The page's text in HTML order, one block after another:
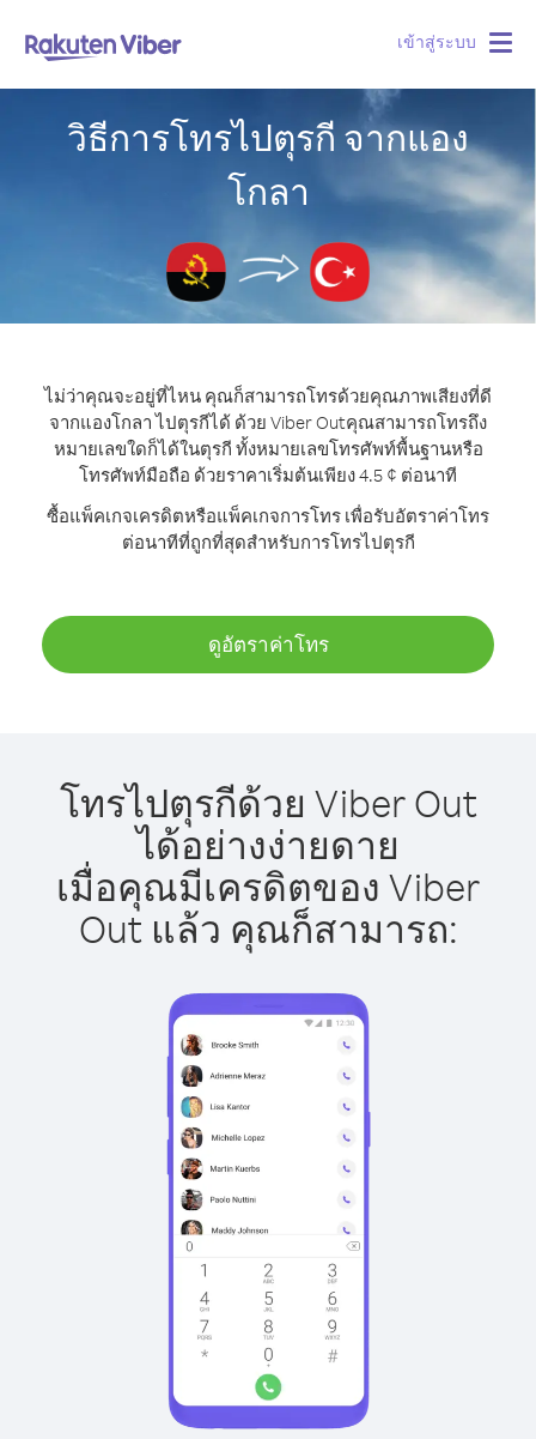
เข้าสู่ระบบ
วิธีการโทรไปตุรกี จากแอง
โกลา
ไม่ว่าคุณจะอยู่ที่ไหน คุณก็สามารถโทรด้วยคุณภาพเสียงที่ดี
จากแองโกลา ไปตุรกีได้ ด้วย Viber Outคุณสามารถโทรถึง
หมายเลขใดก็ได้ในตุรกี ทั้งหมายเลขโทรศัพท์พื้นฐานหรือ
โทรศัพท์มือถือ ด้วยราคาเริ่มต้นเพียง 4.5 ¢ ต่อนาที
ซื้อแพ็คเกจเครดิตหรือแพ็คเกจการโทร เพื่อรับอัตราค่าโทร
ต่อนาทีที่ถูกที่สุดสำหรับการโทรไปตุรกี
ดูอัตราค่าโทร
โทรไปตุรกีด้วย Viber Out
ได้อย่างง่ายดาย
เมื่อคุณมีเครดิตของ Viber
Out แล้ว คุณก็สามารถ: